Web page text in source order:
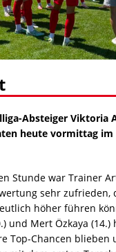
Absteiger Viktoria
heute vormittag
Stunde war Trainer
sehr zufrieden,
höher führen
und Mert Özkaya (14.)
Top-Chancen blieben